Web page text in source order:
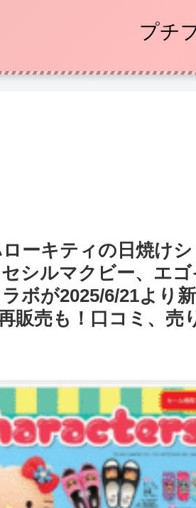
プチ
ーキティの日焼け
シルマクビー、エ
ボが2025/6/21より
販売も！口コミ、売